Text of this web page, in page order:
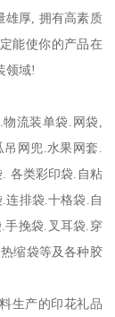
雄厚, 拥有高素质
能使你的产品在
装领域!
物流装单袋.网袋,
网兜.水果网套.
各类彩印袋.自粘
连排袋.十格袋.自
手挽袋.叉耳袋.穿
缩袋等及各种胶
生产的印花礼品